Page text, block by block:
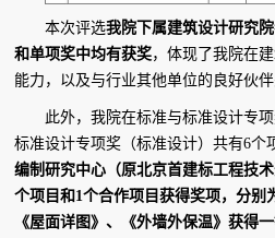
本次评选我院下属建筑设计研究
和单项奖中均有获奖，体现了我院在
能力，以及与行业其他单位的良好伙伴
此外，我院在标准与标准设计专
标准设计专项奖（标准设计）共有6个
编制研究中心（原北京首建标工程技
个项目和1个合作项目获得奖项，分别
《屋面详图》、《外墙外保温》获得